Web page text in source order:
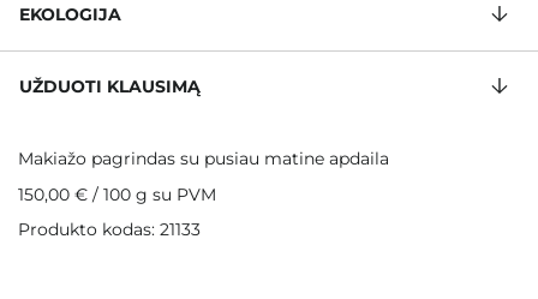
EKOLOGIJA
UŽDUOTI KLAUSIMĄ
Makiažo pagrindas su pusiau matine apdaila
150,00 € / 100 g su PVM
Produkto kodas: 21133